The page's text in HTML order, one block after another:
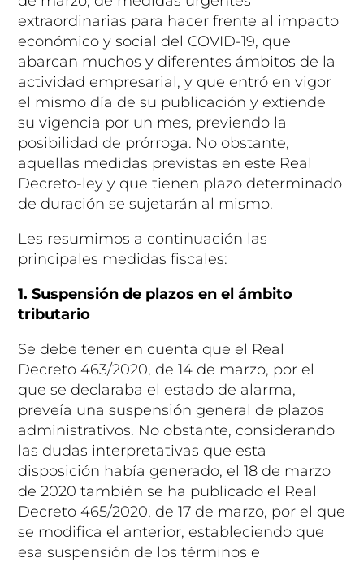
extraordinarias para hacer frente al impacto
económico y social del COVID-19, que
abarcan muchos y diferentes ámbitos de la
actividad empresarial, y que entró en vigor
el mismo día de su publicación y extiende
su vigencia por un mes, previendo la
posibilidad de prórroga. No obstante,
aquellas medidas previstas en este Real
Decreto-ley y que tienen plazo determinado
de duración se sujetarán al mismo.
Les resumimos a continuación las
principales medidas fiscales:
1. Suspensión de plazos en el ámbito
tributario
Se debe tener en cuenta que el Real
Decreto 463/2020, de 14 de marzo, por el
que se declaraba el estado de alarma,
preveía una suspensión general de plazos
administrativos. No obstante, considerando
las dudas interpretativas que esta
disposición había generado, el 18 de marzo
de 2020 también se ha publicado el Real
Decreto 465/2020, de 17 de marzo, por el que
se modifica el anterior, estableciendo que
esa suspensión de los términos e